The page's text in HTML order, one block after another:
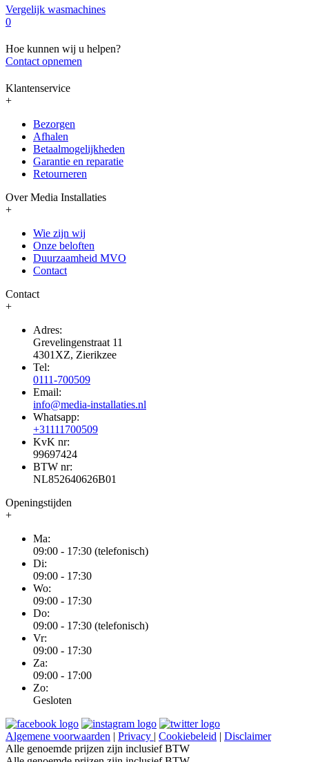
Vergelijk wasmachines
0
Hoe kunnen wij u helpen?
Contact opnemen
Klantenservice
+
Bezorgen
Afhalen
Betaalmogelijkheden
Garantie en reparatie
Retourneren
Over Media Installaties
+
Wie zijn wij
Onze beloften
Duurzaamheid MVO
Contact
Contact
+
Adres:
Grevelingenstraat 11
4301XZ, Zierikzee
Tel:
0111-700509
Email:
info@media-installaties.nl
Whatsapp:
+31111700509
KvK nr:
99697424
BTW nr:
NL852640626B01
Openingstijden
+
Ma:
09:00 - 17:30 (telefonisch)
Di:
09:00 - 17:30
Wo:
09:00 - 17:30
Do:
09:00 - 17:30 (telefonisch)
Vr:
09:00 - 17:30
Za:
09:00 - 17:00
Zo:
Gesloten
Algemene voorwaarden | Privacy | Cookiebeleid | Disclaimer
Alle genoemde prijzen zijn inclusief BTW